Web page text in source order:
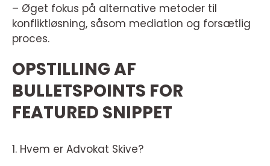
– Øget fokus på alternative metoder til
konfliktløsning, såsom mediation og forsætlig
proces.
OPSTILLING AF
BULLETSPOINTS FOR
FEATURED SNIPPET
1. Hvem er Advokat Skive?